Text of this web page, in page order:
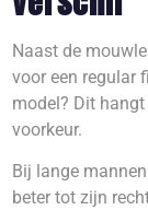
Naast de
voor een regular
model? Dit
voorkeur.
Bij lange
beter tot zijn